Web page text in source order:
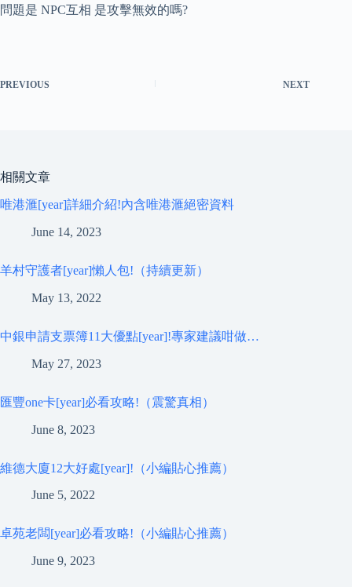
問題是 NPC互相 是攻擊無效的嗎?
PREVIOUS NEXT
相關文章
唯港滙[year]詳細介紹!內含唯港滙絕密資料
June 14, 2023
羊村守護者[year]懶人包!（持續更新）
May 13, 2022
中銀申請支票簿11大優點[year]!專家建議咁做…
May 27, 2023
匯豐one卡[year]必看攻略!（震驚真相）
June 8, 2023
維德大廈12大好處[year]!（小編貼心推薦）
June 5, 2022
卓苑老闆[year]必看攻略!（小編貼心推薦）
June 9, 2023